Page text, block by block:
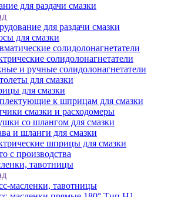
для раздачи смазки
для раздачи смазки
для смазки
солидолонагнетатели
солидолонагнетатели
и ручные солидолонагнетатели
для смазки
для смазки
к шприцам для смазки
смазки и расходомеры
со шлангом для смазки
и шланги для смазки
шприцы для смазки
с производства
тавотницы
масленки, тавотницы